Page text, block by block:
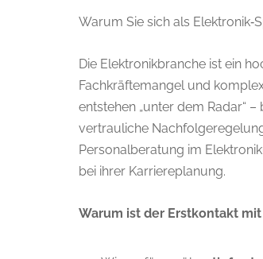
Warum Sie sich als
Die Elektronikbranche ist ein
Fachkräftemangel und
entstehen „unter dem Radar“
vertrauliche
Personalberatung im
bei ihrer Karriereplanung.
Warum ist der Erstkontakt